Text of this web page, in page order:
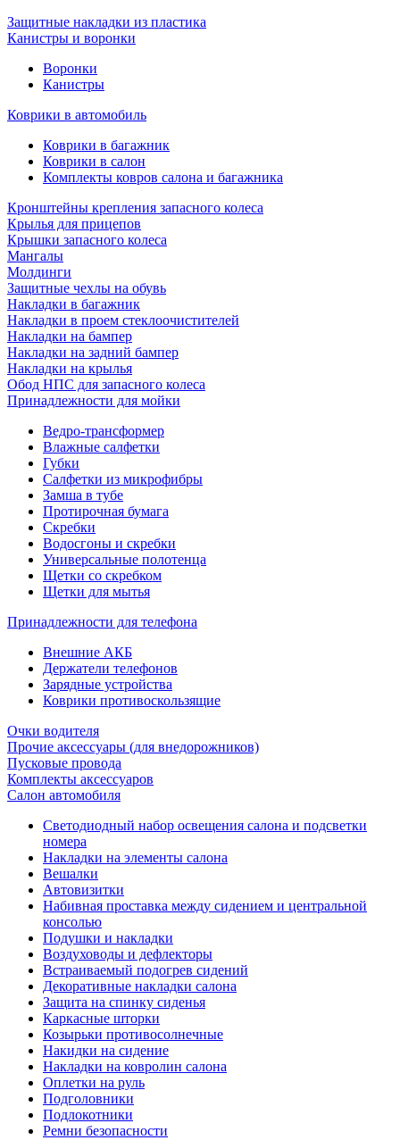
Защитные накладки из пластика
Канистры и воронки
Воронки
Канистры
Коврики в автомобиль
Коврики в багажник
Коврики в салон
Комплекты ковров салона и багажника
Кронштейны крепления запасного колеса
Крылья для прицепов
Крышки запасного колеса
Мангалы
Молдинги
Защитные чехлы на обувь
Накладки в багажник
Накладки в проем стеклоочистителей
Накладки на бампер
Накладки на задний бампер
Накладки на крылья
Обод НПС для запасного колеса
Принадлежности для мойки
Ведро-трансформер
Влажные салфетки
Губки
Салфетки из микрофибры
Замша в тубе
Протирочная бумага
Скребки
Водосгоны и скребки
Универсальные полотенца
Щетки со скребком
Щетки для мытья
Принадлежности для телефона
Внешние АКБ
Держатели телефонов
Зарядные устройства
Коврики противоскользящие
Очки водителя
Прочие аксессуары (для внедорожников)
Пусковые провода
Комплекты аксессуаров
Салон автомобиля
Светодиодный набор освещения салона и подсветки
номера
Накладки на элементы салона
Вешалки
Автовизитки
Набивная проставка между сидением и центральной
консолью
Подушки и накладки
Воздуховоды и дефлекторы
Встраиваемый подогрев сидений
Декоративные накладки салона
Защита на спинку сиденья
Каркасные шторки
Козырьки противосолнечные
Накидки на сидение
Накладки на ковролин салона
Оплетки на руль
Подголовники
Подлокотники
Ремни безопасности